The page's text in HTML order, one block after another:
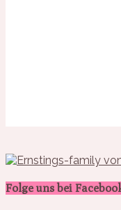
Folge uns bei